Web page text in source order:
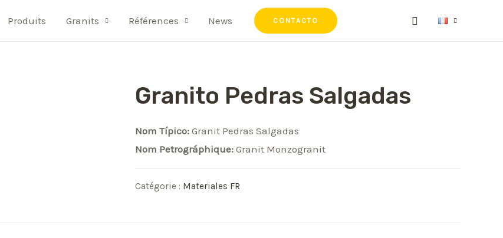
Produits Granits Références News CONTACTO
Granito Pedras Salgadas
Nom Típico: Granit Pedras Salgadas
Nom Petrográphique: Granit Monzogranit
Catégorie : Materiales FR